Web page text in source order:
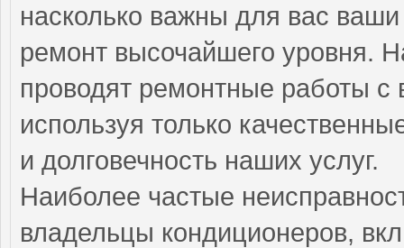
насколько важны для вас
ремонт высочайшего уровня.
проводят ремонтные работы с
используя только
и долговечность наших услуг.
Наиболее частые
владельцы кондиционеров,